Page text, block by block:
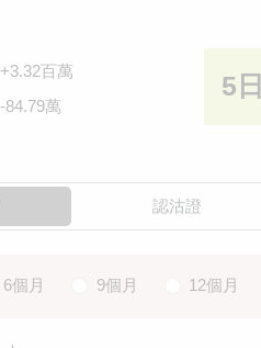
+3.32百萬
-84.79萬
5日
認沽證
6個月 9個月 12個月